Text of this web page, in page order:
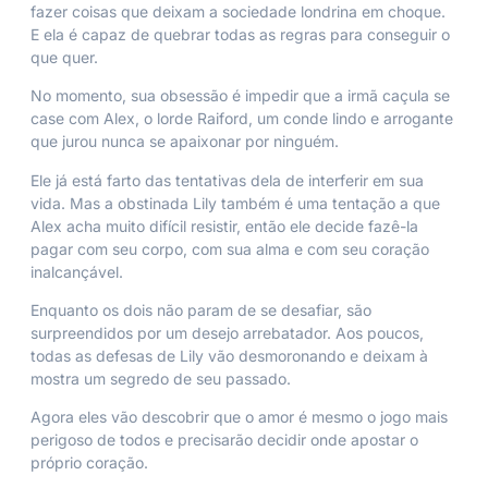
fazer coisas que deixam a sociedade londrina em choque.
E ela é capaz de quebrar todas as regras para conseguir o
que quer.
No momento, sua obsessão é impedir que a irmã caçula se
case com Alex, o lorde Raiford, um conde lindo e arrogante
que jurou nunca se apaixonar por ninguém.
Ele já está farto das tentativas dela de interferir em sua
vida. Mas a obstinada Lily também é uma tentação a que
Alex acha muito difícil resistir, então ele decide fazê-la
pagar com seu corpo, com sua alma e com seu coração
inalcançável.
Enquanto os dois não param de se desafiar, são
surpreendidos por um desejo arrebatador. Aos poucos,
todas as defesas de Lily vão desmoronando e deixam à
mostra um segredo de seu passado.
Agora eles vão descobrir que o amor é mesmo o jogo mais
perigoso de todos e precisarão decidir onde apostar o
próprio coração.